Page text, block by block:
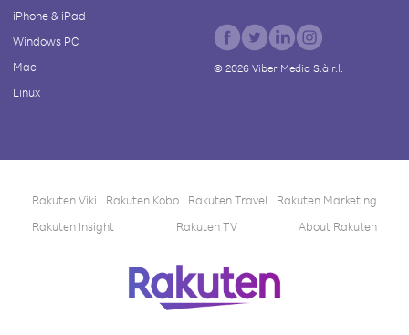
iPhone & iPad
Windows PC
Mac
Linux
© 2026Viber Media S.à r.l.
Rakuten Viki Rakuten Kobo Rakuten Travel
Rakuten Marketing
Rakuten Insight
Rakuten TV About Rakuten